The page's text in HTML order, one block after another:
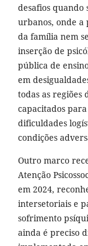
desafios
urbanos, onde a
da família nem
inserção de
pública de
em
todas as regiões
capacitados
dificuldades
condições
Outro marco
Atenção
em 2024,
intersetoriais e
sofrimento
ainda é preciso